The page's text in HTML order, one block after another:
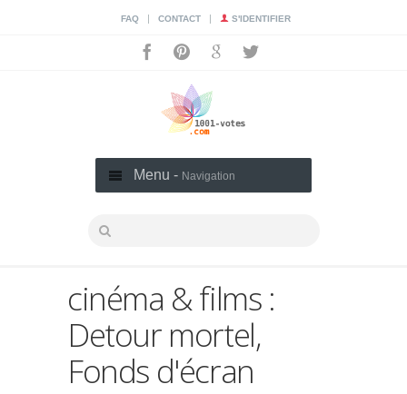
FAQ | CONTACT | S'IDENTIFIER
Menu - Navigation
cinéma & films :
Detour mortel,
Fonds d'écran